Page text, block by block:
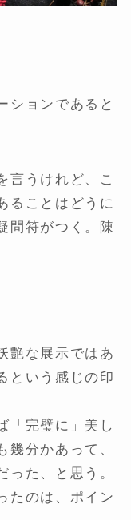
ションであると
言うけれど、こ
ることはどうに
問符がつく。陳
艶な展示ではあ
という感じの印
「完璧に」美し
幾分かあって、
った、と思う。
たのは、ポイン